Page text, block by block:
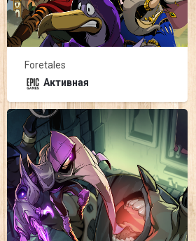
Foretales
Активная